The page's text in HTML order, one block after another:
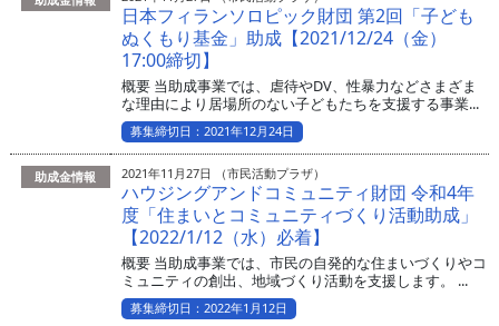
日本フィランソロピック財団 第2回「子ども
ぬくもり基金」助成【2021/12/24（金）
17:00締切】
概要 当助成事業では、虐待やDV、性暴力などさまざま
な理由により居場所のない子どもたちを支援する事業...
募集締切日：2021年12月24日
助成金情報 2021年11月27日 （市民活動プラザ）
ハウジングアンドコミュニティ財団 令和4年
度「住まいとコミュニティづくり活動助成」
【2022/1/12（水）必着】
概要 当助成事業では、市民の自発的な住まいづくりやコ
ミュニティの創出、地域づくり活動を支援します。 ...
募集締切日：2022年1月12日